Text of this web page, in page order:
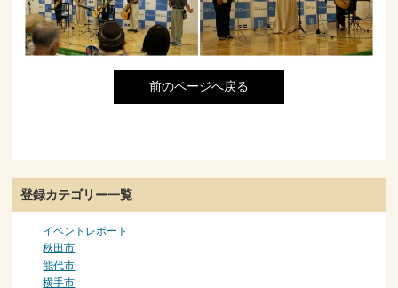
前のページへ戻る
登録カテゴリー一覧
イベントレポート
秋田市
能代市
横手市